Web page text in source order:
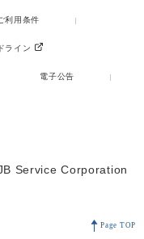
Page TOP
利用条件
ライン
電子公告
Service Corporation